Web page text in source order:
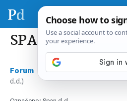
SPAN (SPAN
Forum Tržište kapitala
d.d.)